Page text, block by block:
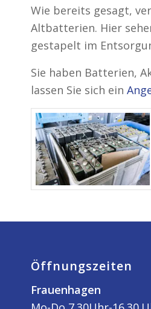
Wie bereits gesagt,
Altbatterien. Hier
gestapelt im
Sie haben Batterien,
lassen Sie sich ein
Öffnungszeiten
Frauenhagen